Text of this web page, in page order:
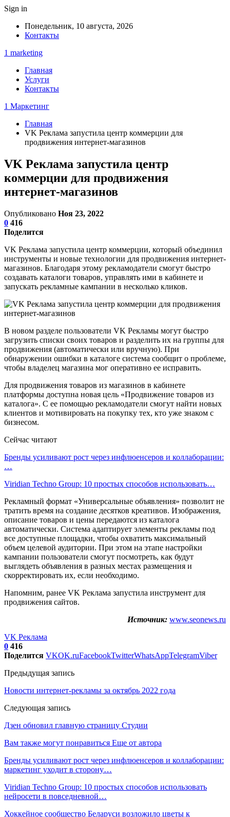
Sign in
Понедельник, 10 августа, 2026
Контакты
1 marketing
Главная
Услуги
Контакты
1 Маркетинг
Главная
VK Реклама запустила центр коммерции для
продвижения интернет-магазинов
VK Реклама запустила центр
коммерции для продвижения
интернет-магазинов
Опубликовано Ноя 23, 2022
0 416
Поделится
VK Реклама запустила центр коммерции, который объединил
инструменты и новые технологии для продвижения интернет-
магазинов. Благодаря этому рекламодатели смогут быстро
создавать каталоги товаров, управлять ими в кабинете и
запускать рекламные кампании в несколько кликов.
В новом разделе пользователи VK Рекламы могут быстро
загрузить списки своих товаров и разделить их на группы для
продвижения (автоматически или вручную). При
обнаружении ошибки в каталоге система сообщит о проблеме,
чтобы владелец магазина мог оперативно ее исправить.
Для продвижения товаров из магазинов в кабинете
платформы доступна новая цель «Продвижение товаров из
каталога». С ее помощью рекламодатели смогут найти новых
клиентов и мотивировать на покупку тех, кто уже знаком с
бизнесом.
Сейчас читают
Бренды усиливают рост через инфлюенсеров и коллаборации:
…
Viridian Techno Group: 10 простых способов использовать…
Рекламный формат «Универсальные объявления» позволит не
тратить время на создание десятков креативов. Изображения,
описание товаров и цены передаются из каталога
автоматически. Система адаптирует элементы рекламы под
все доступные площадки, чтобы охватить максимальный
объем целевой аудитории. При этом на этапе настройки
кампании пользователи смогут посмотреть, как будут
выглядеть объявления в разных местах размещения и
скорректировать их, если необходимо.
Напомним, ранее VK Реклама запустила инструмент для
продвижения сайтов.
Источник: www.seonews.ru
VK Реклама
0 416
Поделится VKOK.ruFacebookTwitterWhatsAppTelegramViber
Предыдущая запись
Новости интернет-рекламы за октябрь 2022 года
Следующая запись
Дзен обновил главную страницу Студии
Вам также могут понравиться Еще от автора
Бренды усиливают рост через инфлюенсеров и коллаборации:
маркетинг уходит в сторону…
Viridian Techno Group: 10 простых способов использовать
нейросети в повседневной…
Хоккейное сообщество Беларуси возложило цветы к